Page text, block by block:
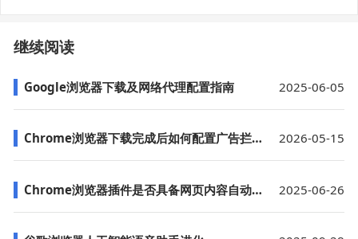
继续阅读
Google浏览器下载及网络代理配置指南 2025-06-05
Chrome浏览器下载完成后如何配置广告拦截规则 2026-05-15
Chrome浏览器插件是否具备网页内容自动整理 2025-06-26